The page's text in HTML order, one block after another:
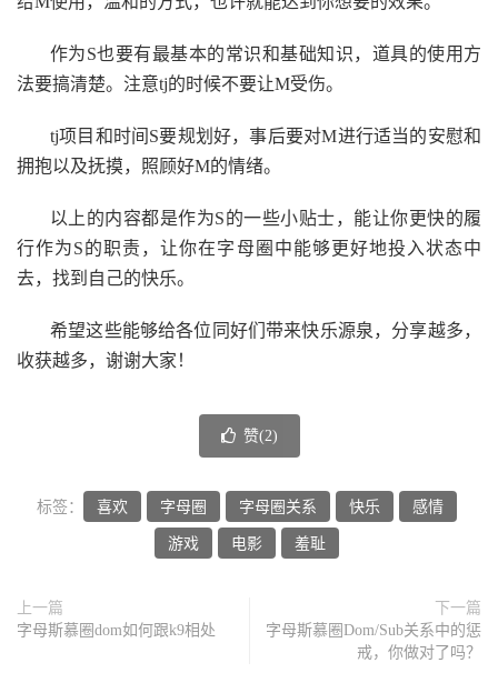
作为S也要有最基本的常识和基础知识，道具的使用方
法要搞清楚。注意tj的时候不要让M受伤。
tj项目和时间S要规划好，事后要对M进行适当的安慰和
拥抱以及抚摸，照顾好M的情绪。
以上的内容都是作为S的一些小贴士，能让你更快的履
行作为S的职责，让你在字母圈中能够更好地投入状态中
去，找到自己的快乐。
希望这些能够给各位同好们带来快乐源泉，分享越多，
收获越多，谢谢大家！
赞(2)
标签： 喜欢 字母圈 字母圈关系 快乐 感情
游戏 电影 羞耻
上一篇
字母斯慕圈dom如何跟k9相处
下一篇
字母斯慕圈Dom/Sub关系中的惩
戒，你做对了吗？